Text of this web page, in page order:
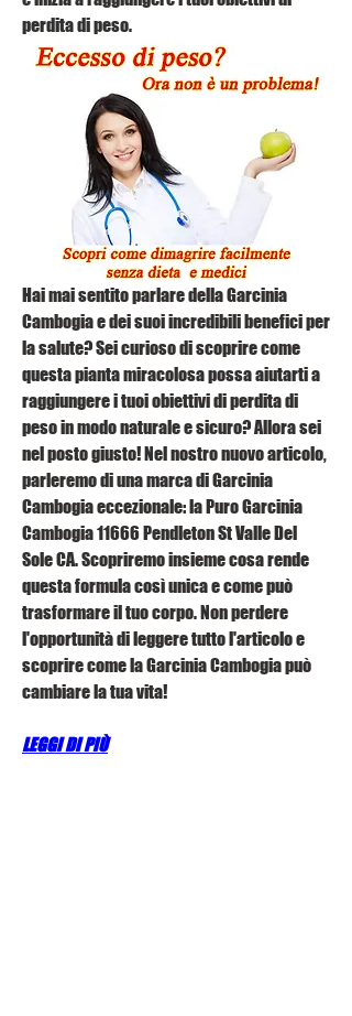
perdita di peso.
Hai mai sentito parlare della Garcinia
Cambogia e dei suoi incredibili benefici per
la salute? Sei curioso di scoprire come
questa pianta miracolosa possa aiutarti a
raggiungere i tuoi obiettivi di perdita di
peso in modo naturale e sicuro? Allora sei
nel posto giusto! Nel nostro nuovo articolo,
parleremo di una marca di Garcinia
Cambogia eccezionale: la Puro Garcinia
Cambogia 11666 Pendleton St Valle Del
Sole CA. Scopriremo insieme cosa rende
questa formula così unica e come può
trasformare il tuo corpo. Non perdere
l'opportunità di leggere tutto l'articolo e
scoprire come la Garcinia Cambogia può
cambiare la tua vita!
LEGGI DI PIÙ